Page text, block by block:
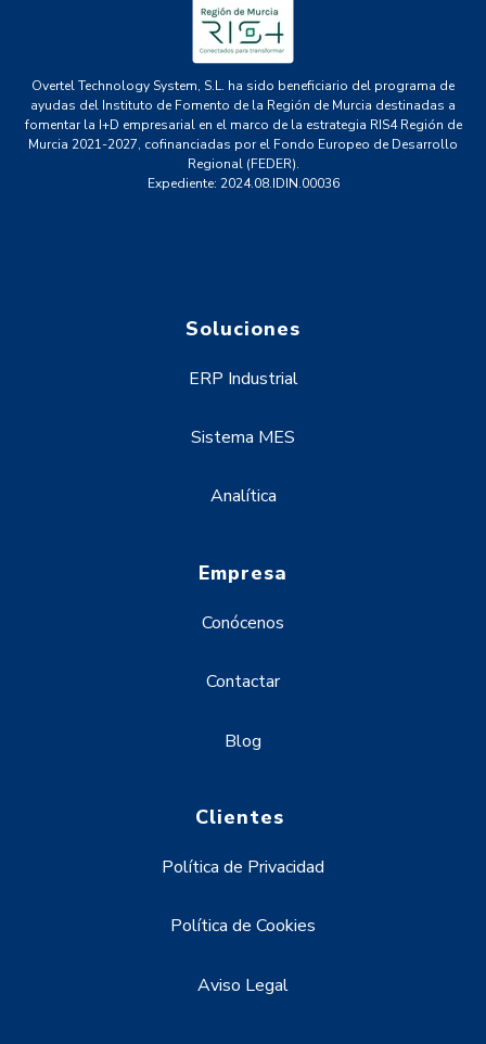
Overtel Technology System, S.L. ha sido beneficiario del programa de
ayudas del Instituto de Fomento de la Región de Murcia destinadas a
fomentar la I+D empresarial en el marco de la estrategia RIS4 Región de
Murcia 2021-2027, cofinanciadas por el Fondo Europeo de Desarrollo
Regional (FEDER).
Expediente: 2024.08.IDIN.00036
Soluciones
ERP Industrial
Sistema MES
Analítica
Empresa
Conócenos
Contactar
Blog
Clientes
Política de Privacidad
Política de Cookies
Aviso Legal